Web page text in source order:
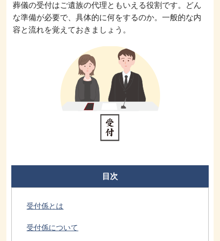
葬儀の受付はご遺族の代理ともいえる役割です。どん
な準備が必要で、具体的に何をするのか。一般的な内
容と流れを覚えておきましょう。
目次
受付係とは
受付係について